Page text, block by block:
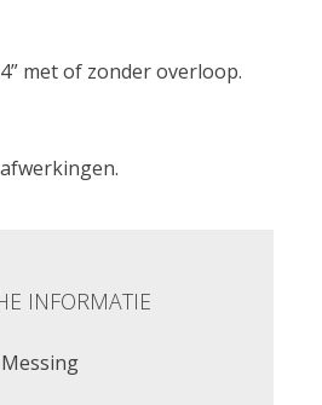
met of zonder overloop.
INFORMATIE
Messing